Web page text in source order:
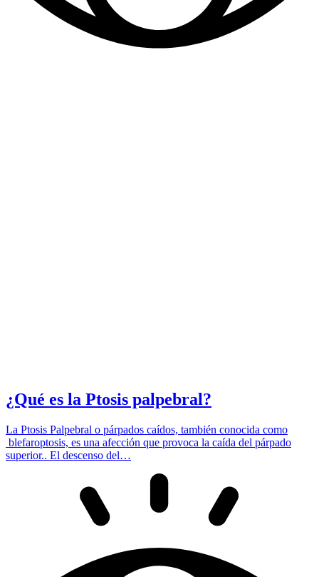
¿Qué es la Ptosis palpebral?
La Ptosis Palpebral o párpados caídos, también conocida como
blefaroptosis, es una afección que provoca la caída del párpado
superior.. El descenso del…